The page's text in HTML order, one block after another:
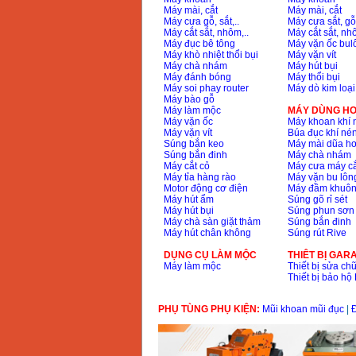
Day cap han Samwon
Korea
Price:105000
May han que dien tu
Jasic ZX7 200E
Price
May han tig que Jasic
tig 200A (W223)
Price
6800000
Máy mài, cắt
Máy cưa gỗ, sắt,..
Máy cắt sắt, nhôm,..
Máy đục bê tông
Máy khò nhiệt thổi bụi
Máy chà nhám
Máy đánh bóng
Máy soi phay router
Máy bào gỗ
Máy làm mộc
Máy vặn ốc
Máy vặn vít
Súng bắn keo
Súng bắn đinh
Máy cắt cỏ
Máy tỉa hàng rào
Motor động cơ điện
Máy hút ẩm
Máy hút bụi
Máy chà sàn giặt thảm
Máy hút chân không
DỤNG CỤ LÀM MỘC
Máy làm mộc
Máy mài, cắt
Máy cưa sắt,
Máy cắt sắt,
Máy vặn ốc
Máy vặn vít
Máy hút bụi
Máy thổi bụi
Máy dò kim loại
MÁY DÙNG
Máy khoan khí
Búa đục khí nén
Máy mài dũa
Máy chà nhám
Máy cưa máy
Máy vặn bu
Máy đầm
Súng gõ rỉ sét
Súng phun sơn
Súng bắn đinh
Súng rút Rive
THIÊT BỊ
Thiết bị sửa
Thiết bị bảo hộ
PHỤ TÙNG PHỤ KIỆN: Mũi khoan mũi đục|